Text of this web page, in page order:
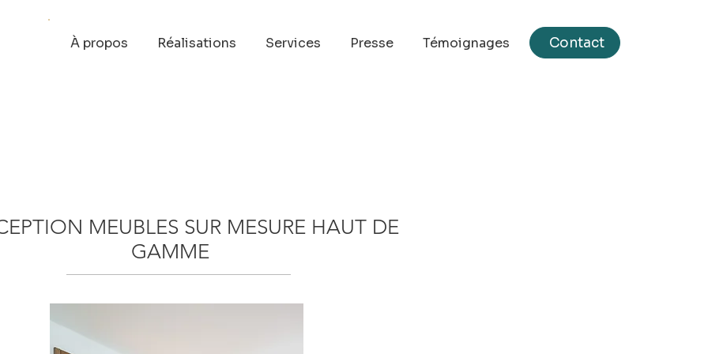
À propos Réalisations Services Presse Témoignages Contact
MEUBLES SUR MESURE HAUT DE
GAMME